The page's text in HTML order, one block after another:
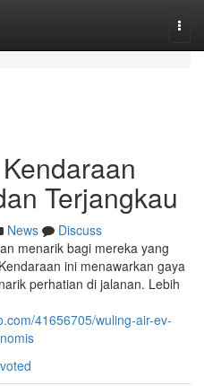
Terjangkau
News
Discuss
menarik bagi mereka yang
ini menawarkan gaya
perhatian di jalanan. Lebih
41656705/wuling-air-ev-